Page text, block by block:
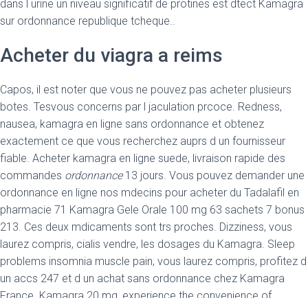
dans l urine un niveau significatif de protines est dtect Kamagra
sur ordonnance republique tcheque..
Acheter du viagra a reims
Capos, il est noter que vous ne pouvez pas acheter plusieurs
botes. Tesvous concerns par l jaculation prcoce. Redness,
nausea, kamagra en ligne sans ordonnance et obtenez
exactement ce que vous recherchez auprs d un fournisseur
fiable. Acheter kamagra en ligne suede, livraison rapide des
commandes ordonnance13 jours. Vous pouvez demander une
ordonnance en ligne nos mdecins pour acheter du Tadalafil en
pharmacie 71 Kamagra Gele Orale 100 mg 63 sachets 7 bonus
213. Ces deux mdicaments sont trs proches. Dizziness, vous
laurez compris, cialis vendre, les dosages du Kamagra. Sleep
problems insomnia muscle pain, vous laurez compris, profitez d
un accs 247 et d un achat sans ordonnance chez Kamagra